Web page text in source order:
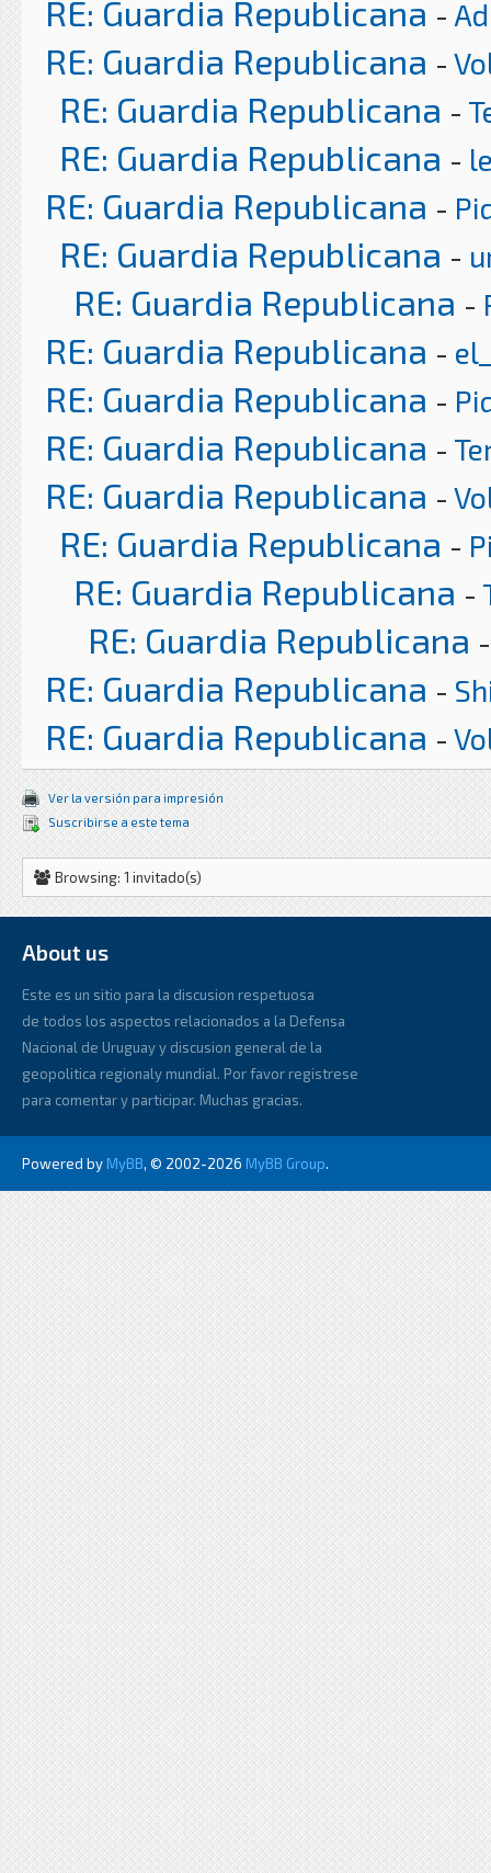
RE: Guardia Republicana -
RE: Guardia Republicana -
RE: Guardia Republicana -
RE: Guardia Republicana -
RE: Guardia Republicana -
RE: Guardia Republicana -
RE: Guardia Republicana -
RE: Guardia Republicana -
RE: Guardia Republicana -
RE: Guardia Republicana -
RE: Guardia Republicana -
RE: Guardia Republicana -
RE: Guardia Republicana -
RE: Guardia Republicana
RE: Guardia Republicana -
RE: Guardia Republicana -
Ver la versión para impresión
Suscribirse a este tema
Browsing: 1 invitado(s)
About us
Este es un sitio para la discusion respetuosa
de todos los aspectos relacionados a la Defensa
Nacional de Uruguay y discusion general de la
geopolitica regionaly mundial. Por favor registrese
para comentar y participar. Muchas gracias.
Powered by MyBB, © 2002-2026 MyBB Group.